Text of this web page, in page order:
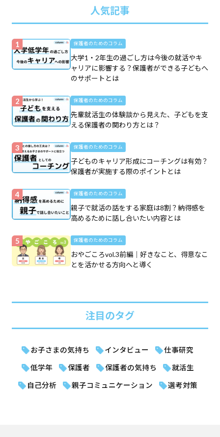
人気記事
保護者のためのコラム
大学1・2年生の過ごし方は今後の就活やキ
ャリアに影響する？保護者ができる子どもへ
のサポートとは
保護者のためのコラム
先輩就活生の体験談から見えた、子どもを支
える保護者の関わり方とは？
保護者のためのコラム
子どものキャリア形成にコーチングは有効？
保護者が実施する際のポイントとは
保護者のためのコラム
親子で就活の話をする家庭は8割？納得感を
高めるために話し合いたい内容とは
保護者のためのコラム
おやごころvol.3前編｜好きなこと、得意なこ
とを活かせる方向へと導く
注目のタグ
お子さまの気持ち インタビュー 仕事研究
低学年 保護者 保護者の気持ち 就活生
自己分析 親子コミュニケーション 選考対策